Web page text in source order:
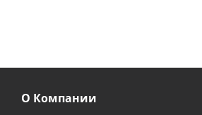
О Компании